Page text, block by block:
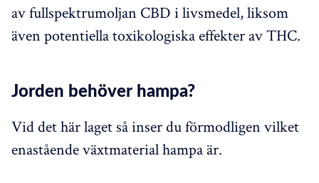
av fullspektrumoljan CBD i livsmedel, liksom
även potentiella toxikologiska effekter av THC.
Jorden behöver hampa?
Vid det här laget så inser du förmodligen vilket
enastående växtmaterial hampa är.